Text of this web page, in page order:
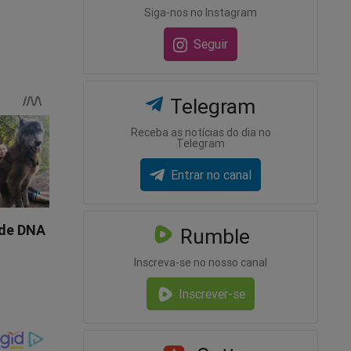
o
e
Siga-nos no Instagram
Seguir
Telegram
Receba as notícias do dia no
Telegram
Entrar no canal
Rumble
Inscreva-se no nosso canal
Inscrever-se